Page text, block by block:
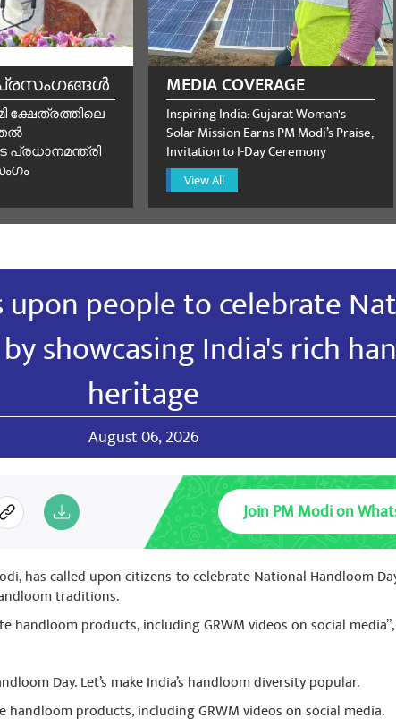
ക്ഷേത്രത്തിലെ
പ്രധാനമന്ത്രി
MEDIA COVERAGE
Inspiring India: Gujarat Woman's
Solar Mission Earns PM Modi’s Praise,
Invitation to I-Day Ceremony
View All
upon people to celebrate
showcasing India's rich
heritage
August 06, 2026
Join PM Modi on
has called upon citizens to celebrate National Handloom
traditions.
handloom products, including GRWM videos on social
Day. Let’s make India’s handloom diversity popular.
products, including GRWM videos on social media.